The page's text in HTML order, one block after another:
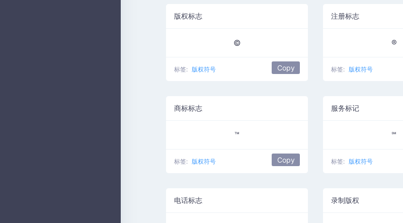
版权标志
©
标签: 版权符号 Copy
注册标志
®
标签: 版权符号
商标标志
™
标签: 版权符号 Copy
服务标记
℠
标签: 版权符号
电话标志 录制版权